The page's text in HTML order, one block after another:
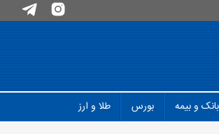
بانک و بیمه بورس طلا و ارز